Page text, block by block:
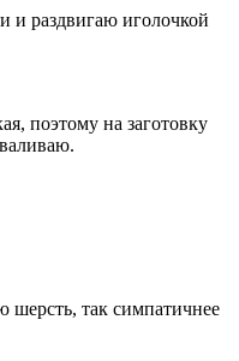
и раздвигаю иголочкой
поэтому на заготовку
так симпатичнее